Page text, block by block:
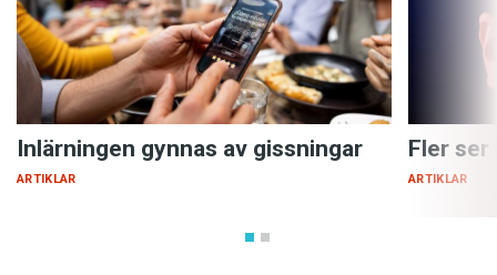
Inlärningen gynnas av gissningar
ARTIKLAR
Fler
ARTIKLAR